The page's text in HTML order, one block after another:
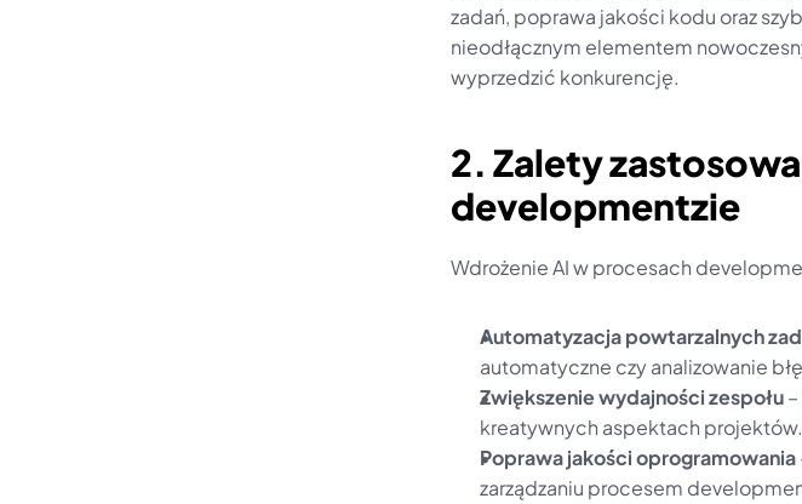
zadań, poprawa jakości kodu oraz
nieodłącznym elementem
wyprzedzić konkurencję.
2. Zalety
developmentzie
Wdrożenie AI w procesach
Automatyzacja powtarzalnych
automatyczne czy analizowanie
Zwiększenie wydajności zespołu
kreatywnych aspektach projektów.
Poprawa jakości oprogramowania
zarządzaniu procesem